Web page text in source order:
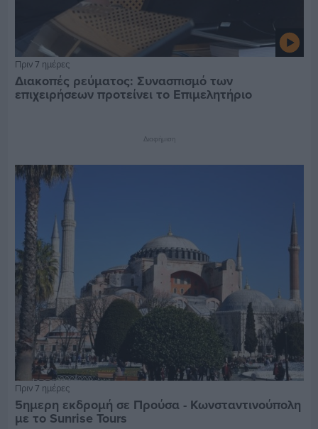
Πριν 7 ημέρες
Διακοπές ρεύματος: Συνασπισμό των
επιχειρήσεων προτείνει το Επιμελητήριο
Διαφήμιση
Πριν 7 ημέρες
5ημερη εκδρομή σε Προύσα - Κωνσταντινούπολη
με το Sunrise Tours